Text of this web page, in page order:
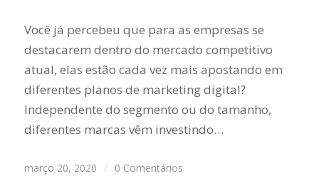
Você já percebeu que para as empresas se
destacarem dentro do mercado competitivo
atual, elas estão cada vez mais apostando em
diferentes planos de marketing digital?
Independente do segmento ou do tamanho,
diferentes marcas vêm investindo…
março 20, 2020 / 0 Comentários